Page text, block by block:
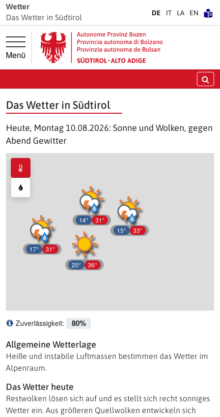
Springe direkt zur Hauptnavigation
Springe direkt zum Inhalt
Wetter
Das Wetter in Südtirol
DE IT LA EN
Menü
Das Wetter in Südtirol
Heute, Montag 10.08.2026: Sonne und Wolken, gegen
Abend Gewitter
17° 31°
14° 31°
20° 36°
15° 33°
Zuverlässigkeit: 80%
Allgemeine Wetterlage
Heiße und instabile Luftmassen bestimmen das Wetter im
Alpenraum.
Das Wetter heute
Restwolken lösen sich auf und es stellt sich recht sonniges
Wetter ein. Aus größeren Quellwolken entwickeln sich